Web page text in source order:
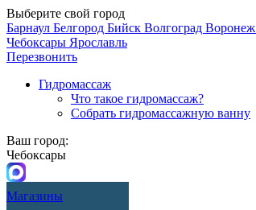
Выберите свой город
Барнаул Белгород Бийск Волгоград Воронеж
Чебоксары Ярославль
Перезвонить
Гидромассаж
Что такое гидромассаж?
Собрать гидромассажную ванну
Ваш город:
Чебоксары
Магазины